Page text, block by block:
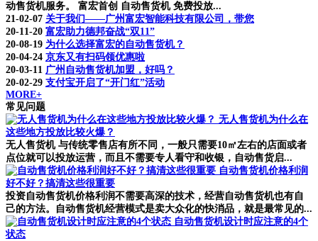
动售货机服务。 富宏首创 自动售货机 免费投放...
21-02-07 关于我们——广州富宏智能科技有限公司，带您
20-11-20 富宏助力德邦奋战“双11”
20-08-19 为什么选择富宏的自动售货机？
20-04-24 京东又有扫码领优惠啦
20-03-11 广州自动售货机加盟，好吗？
20-02-29 支付宝开启了“开门红”活动
MORE+
常见问题
无人售货机为什么在
这些地方投放比较火爆？
无人售货机 与传统零售店有所不同，一般只需要10㎡左右的店面或者
点位就可以投放运营，而且不需要专人看守和收银，自动售货启...
自动售货机价格利润
好不好？搞清这些很重要
投资自动售货机价格利润不需要高深的技术，经营自动售货机也有自
己的方法。自动售货机经营模式是卖大众化的快消品，就是最常见的...
自动售货机设计时应注意的4个
状态